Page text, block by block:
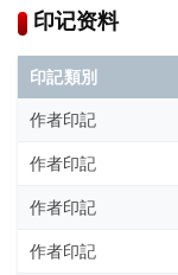
印记资料
印記類別
作者印記
作者印記
作者印記
作者印記
史
子
集